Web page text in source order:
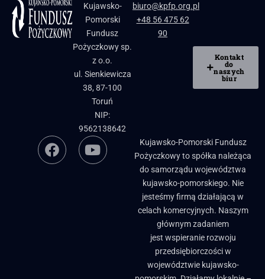
Kujawsko-
Pomorski
Fundusz
Pożyczkowy sp.
z o.o.
ul. Sienkiewicza
38, 87-100
Toruń
NIP:
9562138642
biuro@kpfp.org.pl
+48 56 475 62
90
Kontakt
do
naszych
biur
Kujawsko-Pomorski Fundusz
Pożyczkowy to spółka należąca
do samorządu województwa
kujawsko-pomorskiego. Nie
jesteśmy firmą działającą w
celach komercyjnych. Naszym
głównym zadaniem
jest wspieranie rozwoju
przedsiębiorczości w
województwie kujawsko-